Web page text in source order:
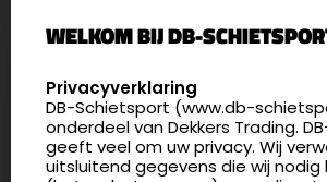
5411 LX Zeeland
4.8
175 beoordelingen
info@db-schietsport.nl
WELKOM BIJ DB-
SELECT LANGUAGE
Privacyverklaring
DB-Schietsport (www.db-
onderdeel van Dekkers Trading.
geeft veel om uw privacy. Wij
uitsluitend gegevens die wij nodig